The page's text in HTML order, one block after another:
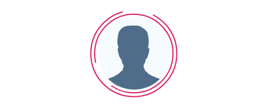
bouteille, épluché légumes, cafetière à piston et bon
couteau de cuisine. Bref tout y est pour un excellent
séjour. Je vous le recommande.